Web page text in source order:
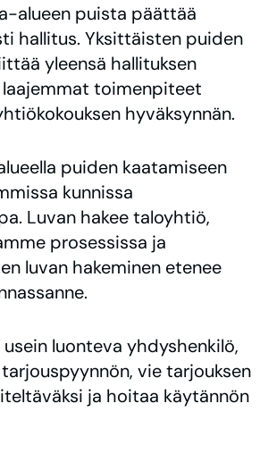
alueen puista päättää
hallitus. Yksittäisten puiden
yleensä hallituksen
toimenpiteet
hyväksynnän.
puiden kaatamiseen
kunnissa
Luvan hakee taloyhtiö,
prosessissa ja
luvan hakeminen etenee
luonteva yhdyshenkilö,
vie tarjouksen
ja hoitaa käytännön